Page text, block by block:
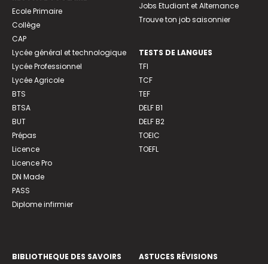
Ecole Primaire
Collège
CAP
Lycée général et technologique
Lycée Professionnel
Lycée Agricole
BTS
BTSA
BUT
Prépas
Licence
Licence Pro
DN Made
PASS
Diplome infirmier
Jobs Etudiant et Alternance
Trouve ton job saisonnier
TESTS DE LANGUES
TFI
TCF
TEF
DELF B1
DELF B2
TOEIC
TOEFL
BIBLIOTHEQUE DES SAVOIRS
ASTUCES RÉVISIONS